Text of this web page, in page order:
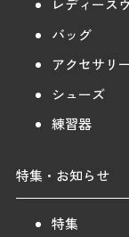
レディース
バッグ
アクセサリ
シューズ
練習器
特集・お知らせ
特集